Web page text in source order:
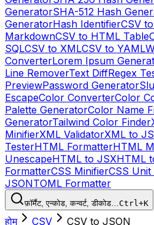
GeneratorSHA-512 Hash
GeneratorHash IdentifierCSV
MarkdownCSV to HTML Table
SQLCSV to XMLCSV to YAML
ConverterLorem Ipsum
Line RemoverText DiffRegex
PreviewPassword Generator
EscapeColor ConverterColor
Palette GeneratorColor Name
GeneratorTailwind Color Finder
MinifierXML ValidatorXML to
TesterHTML FormatterHTML
UnescapeHTML to JSXHTML
FormatterCSS MinifierCSS
JSONTOML Formatter
फ़ॉर्मैट, एन्कोड, कन्वर्ट, डीकोड…Ctrl+K
होम CSV CSV to JSON